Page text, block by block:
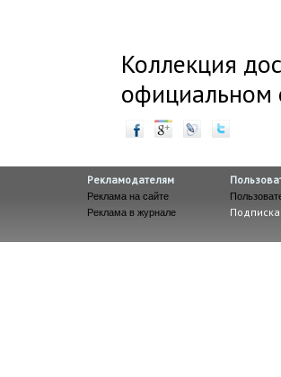
Коллекция
Рекламодателям
Реклама на сайте
Реклама в журнале